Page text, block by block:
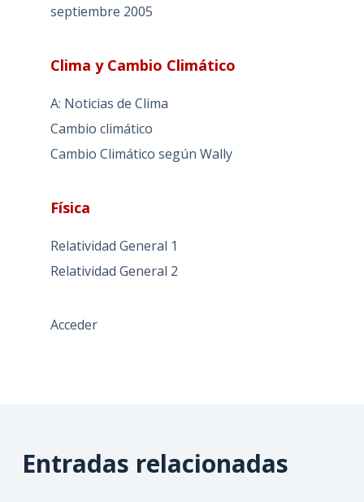
septiembre 2005
Clima y Cambio Climático
A: Noticias de Clima
Cambio climático
Cambio Climático según Wally
Física
Relatividad General 1
Relatividad General 2
Acceder
Entradas relacionadas